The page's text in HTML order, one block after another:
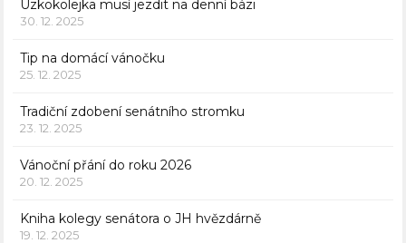
Úzkokolejka musí jezdit na denní bázi
30. 12. 2025
Tip na domácí vánočku
25. 12. 2025
Tradiční zdobení senátního stromku
23. 12. 2025
Vánoční přání do roku 2026
20. 12. 2025
Kniha kolegy senátora o JH hvězdárně
19. 12. 2025